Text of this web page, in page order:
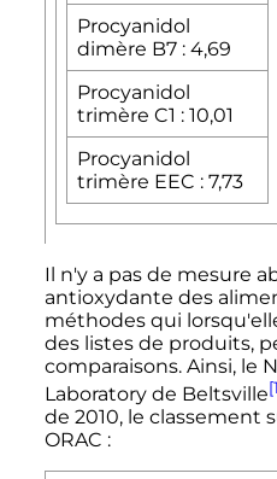
Procyanidol
dimère B7 : 4,69
Procyanidol
trimère C1 : 10,01
Procyanidol
trimère EEC : 7,73
Il n'y a pas de mesure
antioxydante des
méthodes qui
des listes de produits,
comparaisons. Ainsi, le
Laboratory de Beltsville
de 2010, le classement
ORAC :